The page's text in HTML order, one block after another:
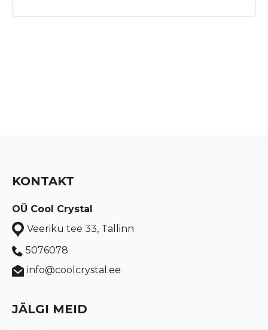
KONTAKT
OÜ Cool Crystal
Veeriku tee 33, Tallinn
5076078
info@coolcrystal.ee
JÄLGI MEID